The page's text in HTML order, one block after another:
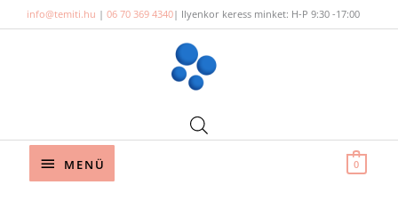
to
info@temiti.hu | 06 70 369 4340| Ilyenkor keress minket: H-P 9:30 -17:00
Below
MENÜ 0